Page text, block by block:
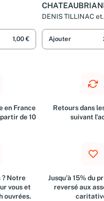
1,00 €
DENIS TILLINAC et
Ajouter
en France
de 10
Retours dans
suivant
? Notre
vous et
ouvrées.
Jusqu'à 15% du
reversé aux